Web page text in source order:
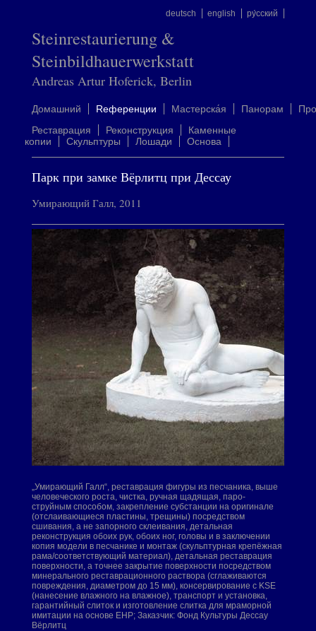
deutsch english ру́сский
Steinrestaurierung &
Steinbildhauerwerkstatt
Andreas Artur Hoferick, Berlin
Домашний Rеференции Mастерска́я Панорам
Реставрация
Реконструкция
Каменные
копии
Скульптуры Лошади Oснова
Парк при замке Вёрлитц при Дессау
Умирающий Галл, 2011
„Умирающий Галл“, реставрация фигуры из песчаника, выше
человеческого роста, чистка, ручная щадящая, паро-
струйным способом, закрепление субстанции на оригинале
(отслаивающиеся пластины, трещины) посредством
сшивания, а не запорного склеивания, детальная
реконструкция обоих рук, обоих ног, головы и в заключении
копия модели в песчанике и монтаж (скульптурная крепёжная
рама/соответствующий материал), детальная реставрация
поверхности, а точнее закрытие поверхности посредством
минерального реставрационного раствора (сглаживаются
повреждения, диаметром до 15 мм), консервирование с KSE
(нанесение влажного на влажное), транспорт и установка,
гарантийный слиток и изготовление слитка для мраморной
имитации на основе EHP; Заказчик: Фонд Культуры Дессау
Вёрлитц